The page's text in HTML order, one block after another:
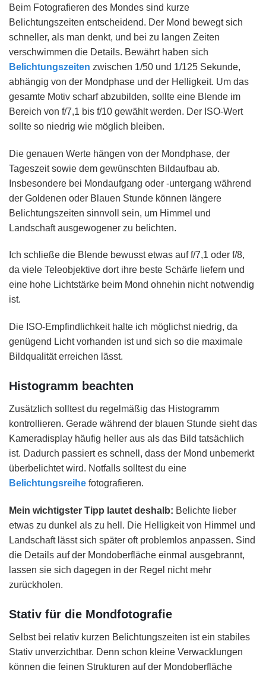
Beim Fotografieren des Mondes sind kurze
Belichtungszeiten entscheidend. Der Mond bewegt sich
schneller, als man denkt, und bei zu langen Zeiten
verschwimmen die Details. Bewährt haben sich
Belichtungszeiten zwischen 1/50 und 1/125 Sekunde,
abhängig von der Mondphase und der Helligkeit. Um das
gesamte Motiv scharf abzubilden, sollte eine Blende im
Bereich von f/7,1 bis f/10 gewählt werden. Der ISO-Wert
sollte so niedrig wie möglich bleiben.
Die genauen Werte hängen von der Mondphase, der
Tageszeit sowie dem gewünschten Bildaufbau ab.
Insbesondere bei Mondaufgang oder -untergang während
der Goldenen oder Blauen Stunde können längere
Belichtungszeiten sinnvoll sein, um Himmel und
Landschaft ausgewogener zu belichten.
Ich schließe die Blende bewusst etwas auf f/7,1 oder f/8,
da viele Teleobjektive dort ihre beste Schärfe liefern und
eine hohe Lichtstärke beim Mond ohnehin nicht notwendig
ist.
Die ISO-Empfindlichkeit halte ich möglichst niedrig, da
genügend Licht vorhanden ist und sich so die maximale
Bildqualität erreichen lässt.
Histogramm beachten
Zusätzlich solltest du regelmäßig das Histogramm
kontrollieren. Gerade während der blauen Stunde sieht das
Kameradisplay häufig heller aus als das Bild tatsächlich
ist. Dadurch passiert es schnell, dass der Mond unbemerkt
überbelichtet wird. Notfalls solltest du eine
Belichtungsreihe fotografieren.
Mein wichtigster Tipp lautet deshalb: Belichte lieber
etwas zu dunkel als zu hell. Die Helligkeit von Himmel und
Landschaft lässt sich später oft problemlos anpassen. Sind
die Details auf der Mondoberfläche einmal ausgebrannt,
lassen sie sich dagegen in der Regel nicht mehr
zurückholen.
Stativ für die Mondfotografie
Selbst bei relativ kurzen Belichtungszeiten ist ein stabiles
Stativ unverzichtbar. Denn schon kleine Verwacklungen
können die feinen Strukturen auf der Mondoberfläche